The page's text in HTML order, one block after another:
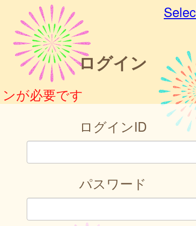
ログイン
が必要です
ログインID
パスワード